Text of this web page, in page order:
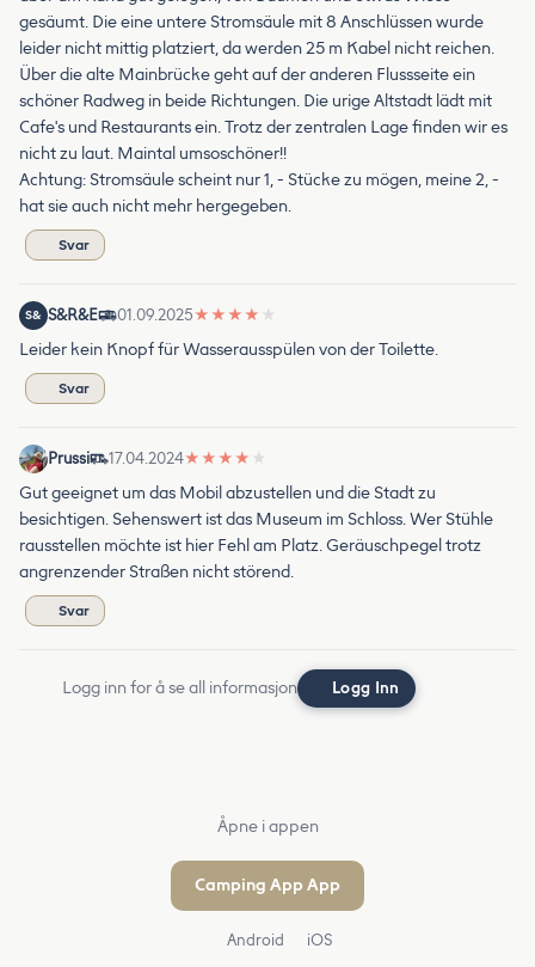
gesäumt. Die eine untere Stromsäule mit 8 Anschlüssen wurde
leider nicht mittig platziert, da werden 25 m Kabel nicht reichen.
Über die alte Mainbrücke geht auf der anderen Flussseite ein
schöner Radweg in beide Richtungen. Die urige Altstadt lädt mit
Cafe's und Restaurants ein. Trotz der zentralen Lage finden wir es
nicht zu laut. Maintal umsoschöner!!
Achtung: Stromsäule scheint nur 1, - Stücke zu mögen, meine 2, -
hat sie auch nicht mehr hergegeben.
Svar
S& S&R&E 01.09.2025★ ★ ★ ★ ★
Leider kein Knopf für Wasserausspülen von der Toilette.
Svar
Prussi 17.04.2024★ ★ ★ ★ ★
Gut geeignet um das Mobil abzustellen und die Stadt zu
besichtigen. Sehenswert ist das Museum im Schloss. Wer Stühle
rausstellen möchte ist hier Fehl am Platz. Geräuschpegel trotz
angrenzender Straßen nicht störend.
Svar
Logg inn for å se all informasjon Logg Inn
Åpne i appen
Camping App App
Android iOS